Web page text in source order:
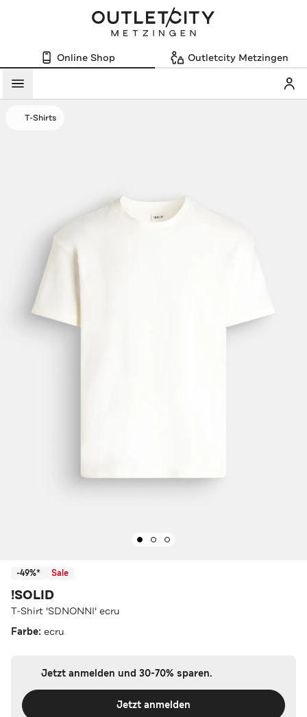
Online Shop Outletcity Metzingen
Menü
T-Shirts
-49%* Sale
!SOLID
T-Shirt 'SDNONNI' ecru
Farbe: ecru
Jetzt anmelden und 30-70% sparen.
Jetzt anmelden